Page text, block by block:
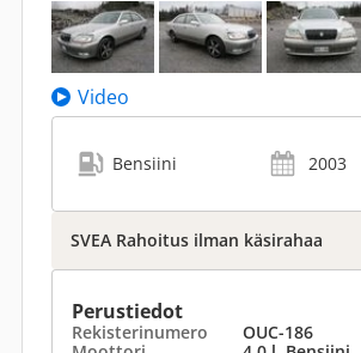
Video
Bensiini 2003
SVEA Rahoitus ilman käsirahaa
Perustiedot
Rekisterinumero OUC-186